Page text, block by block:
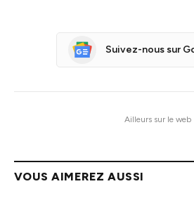
Suivez-nous sur
Ailleurs sur le web
VOUS AIMEREZ AUSSI